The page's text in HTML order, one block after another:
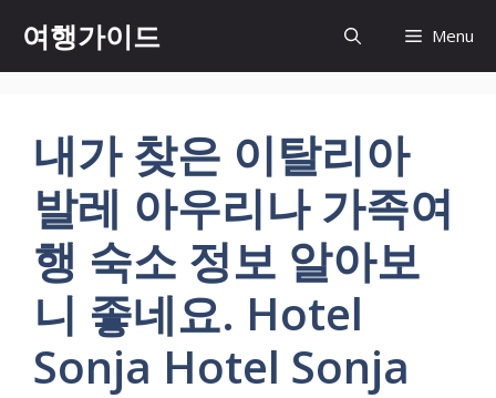
츠
여행가이드 Menu
내가 찾은 이탈리아
발레 아우리나 가족여
행 숙소 정보 알아보
니 좋네요. Hotel
Sonja Hotel Sonja